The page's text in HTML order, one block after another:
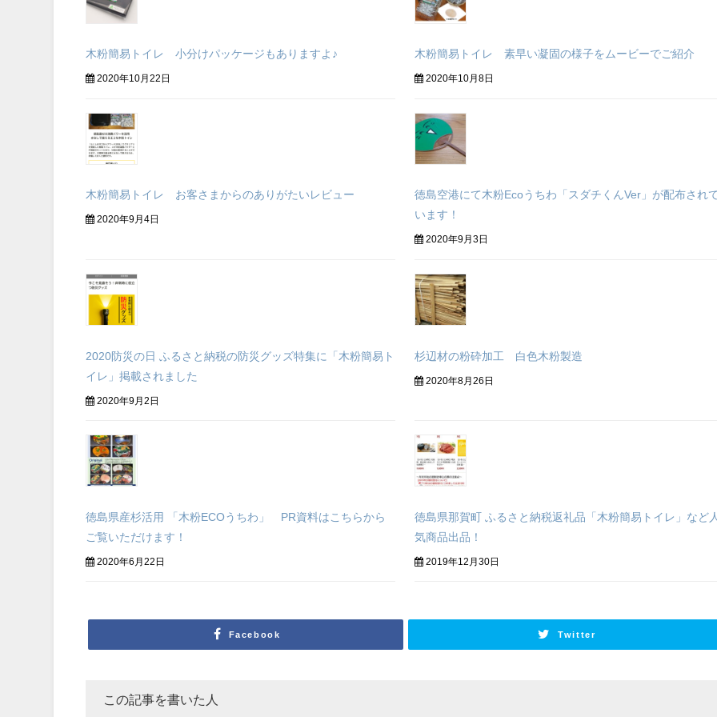
木粉簡易トイレ 小分けパッケージもありますよ♪
2020年10月22日
木粉簡易トイレ 素早い凝固の様子をムービーでご紹介
2020年10月8日
木粉簡易トイレ お客さまからのありがたいレビュー
2020年9月4日
徳島空港にて木粉Ecoうちわ「スダチくんVer」が配布され
います！
2020年9月3日
2020防災の日 ふるさと納税の防災グッズ特集に「木粉簡易ト
イレ」掲載されました
2020年9月2日
杉辺材の粉砕加工 白色木粉製造
2020年8月26日
徳島県産杉活用 「木粉ECOうちわ」 PR資料はこちらから
ご覧いただけます！
2020年6月22日
徳島県那賀町 ふるさと納税返礼品「木粉簡易トイレ」など
気商品出品！
2019年12月30日
Facebook Twitter
この記事を書いた人